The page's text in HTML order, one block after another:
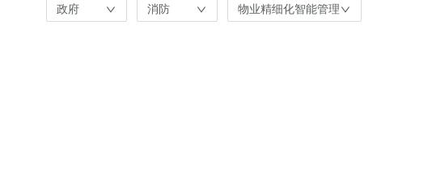
政府 消防 物业精细化智能管理